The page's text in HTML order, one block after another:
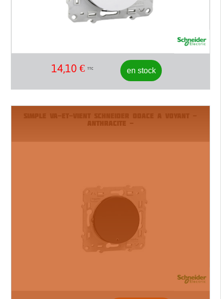
14,10 € TTC en stock
ANTHRACITE -